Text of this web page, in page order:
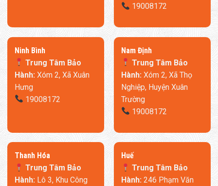
19008172
Ninh Bình
Trung Tâm Bảo
Hành:Xóm 2, Xã Xuân
Hưng
19008172
​Nam Định
Trung Tâm Bảo
Hành:Xóm 2, Xã Thọ
Nghiệp, Huyện Xuân
Trường
19008172
Thanh Hóa
Trung Tâm Bảo
Hành:Lô 3, Khu Công
​Huế
Trung Tâm Bảo
Hành:246 Phạm Văn